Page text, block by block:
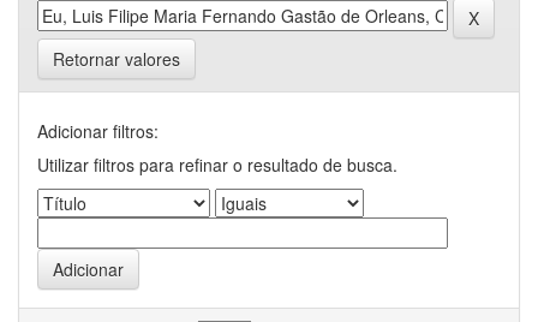
Retornar valores
Adicionar filtros:
Utilizar filtros para refinar o resultado de busca.